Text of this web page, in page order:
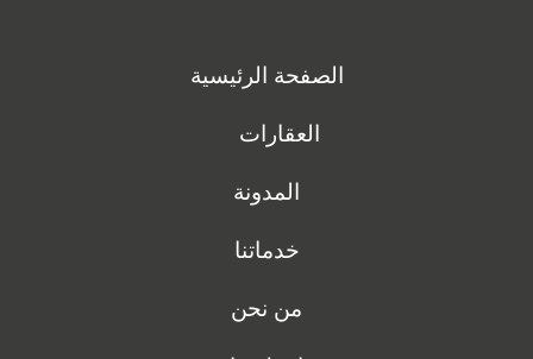
الصفحة الرئيسية
العقارات
المدونة
خدماتنا
من نحن